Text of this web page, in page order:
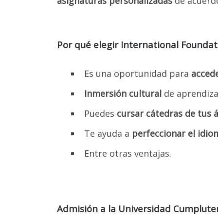
Por qué elegir International
Es una oportunidad para
Inmersión cultural de
Puedes cursar cátedras de tus
Te ayuda a perfeccionar el
Entre otras ventajas.
Admisión a la Universidad
¿Te